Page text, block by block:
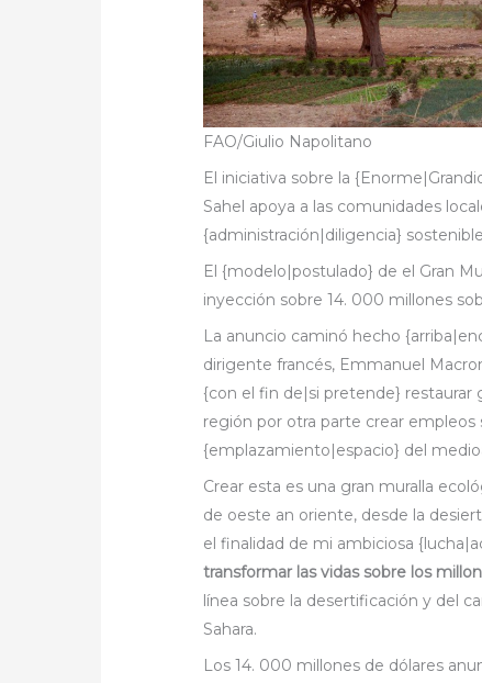
FAO/Giulio Napolitano
El iniciativa sobre la
Sahel apoya a las comunidades
{administración|diligencia}
El {modelo|postulado} de el Gran
inyección sobre 14. 000 millones
La anuncio caminó hecho
dirigente francés, Emmanuel
{con el fin de|si pretende} restaurar
región por otra parte crear
{emplazamiento|espacio} del
Crear esta es una gran muralla
de oeste an oriente, desde la
el finalidad de mi ambiciosa
transformar las vidas sobre los
línea sobre la desertificación y del
Sahara.
Los 14. 000 millones de dólares